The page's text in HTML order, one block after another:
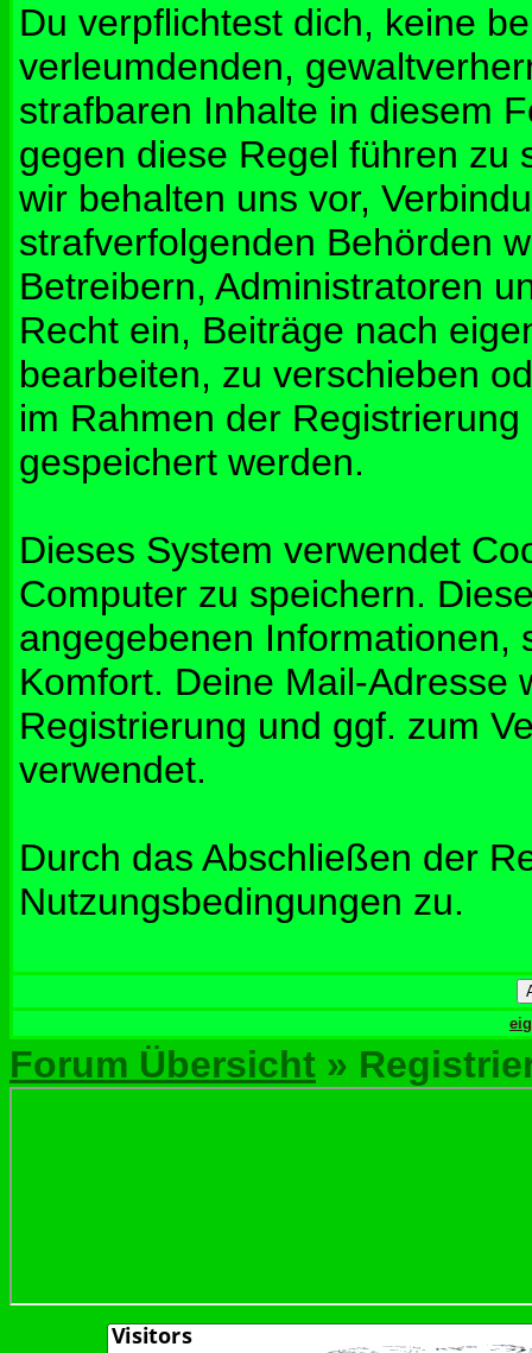
Du verpflichtest dich, keine
verleumdenden,
strafbaren Inhalte in diesem
gegen diese Regel führen zu
wir behalten uns vor,
strafverfolgenden Behörden
Betreibern, Administratoren
Recht ein, Beiträge nach
bearbeiten, zu verschieben
im Rahmen der
gespeichert werden.
Dieses System verwendet
Computer zu speichern.
angegebenen Informationen,
Komfort. Deine Mail-Adresse
Registrierung und ggf. zum
verwendet.
Durch das Abschließen der
Nutzungsbedingungen zu.
Forum Übersicht »